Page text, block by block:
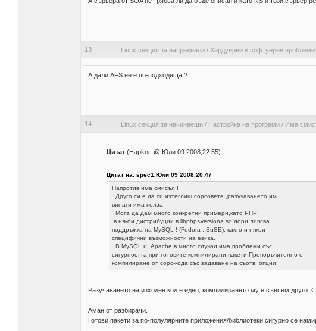
13 Linux секция за напреднали / Хардуерни и софтуерни проблеми
А дали AFS не е по-подходяща ?
14 Linux секция за начинаещи / Настройка на програми / Има
Цитат (Hapkoc @ Юли 09 2008,22:55)
Цитат на: spec1,Юли 09 2008,20:47
Напротив,има смисъл !
Друго си е да си изтеглиш сорсовете ,разучаването им
винаги има полза.
Мога да дам много конкретни примери,като PHP:
в някои дистрибуции в libphp<version>.so дори липсва
поддръжка на MySQL ! (Fedora , SuSE), както и някои
специфични възможности на езика.
В MySQL и Apache в много случаи има проблеми със
сигурността при готовите,компилирани пакети.Препоръчително е
компилиране от сорс-кода със задаване на съотв. опции.
Разучаването на изходен код е едно, компилирането му е съвсем
Аман от разбирачи.
Готови пакети за по-полулярните приложения/библиотеки сигурно се